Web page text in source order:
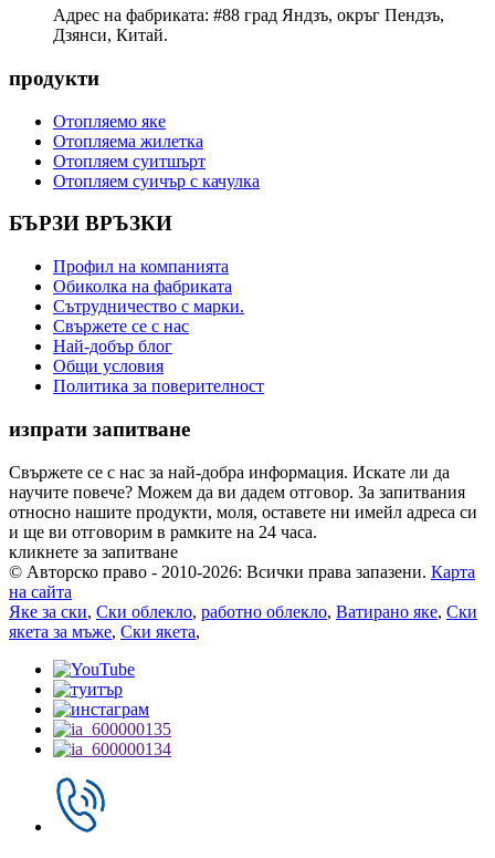
Адрес на фабриката: #88 град Яндзъ, окръг Пендзъ,
Дзянси, Китай.
продукти
Отопляемо яке
Отопляема жилетка
Отопляем суитшърт
Отопляем суичър с качулка
БЪРЗИ ВРЪЗКИ
Профил на компанията
Обиколка на фабриката
Сътрудничество с марки.
Свържете се с нас
Най-добър блог
Общи условия
Политика за поверителност
изпрати запитване
Свържете се с нас за най-добра информация. Искате ли да
научите повече? Можем да ви дадем отговор. За запитвания
относно нашите продукти, моля, оставете ни имейл адреса си
и ще ви отговорим в рамките на 24 часа.
кликнете за запитване
© Авторско право - 2010-2026: Всички права запазени. Карта
на сайта
Яке за ски, Ски облекло, работно облекло, Ватирано яке, Ски
якета за мъже, Ски якета,